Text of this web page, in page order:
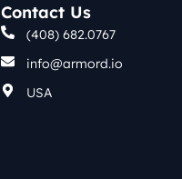
Contact Us
(408) 682.0767
info@armord.io
USA